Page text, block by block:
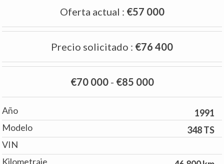
Oferta actual : €57 000
Precio solicitado : €76 400
€70 000- €85 000
Año
1991
Modelo
348 TS
VIN
Kilometraje